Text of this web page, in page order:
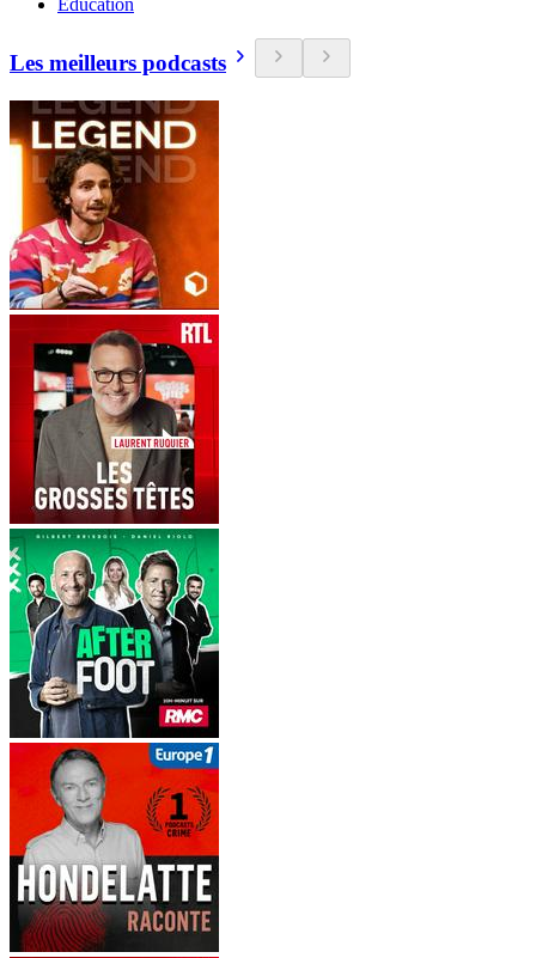
Education
Les meilleurs podcasts